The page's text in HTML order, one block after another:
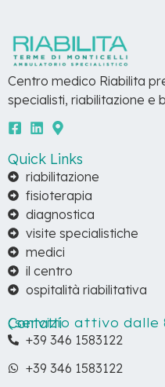
Centro medico Riabilita
specialisti, riabilitazione e
Quick Links
riabilitazione
fisioterapia
diagnostica
visite specialistiche
medici
il centro
ospitalità riabilitativa
Contatti
(servizio attivo dalle
+39 346 1583122
+39 346 1583122